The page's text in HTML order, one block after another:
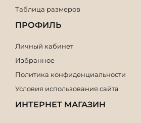
Таблица размеров
ПРОФИЛЬ
Личный кабинет
Избранное
Политика конфиденциальности
Условия использования сайта
ИНТЕРНЕТ МАГАЗИН